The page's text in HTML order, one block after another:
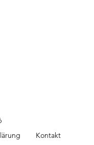
Kontakt